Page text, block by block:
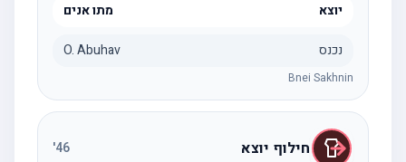
יוצא מתו אנים
נכנס O. Abuhav
Bnei Sakhnin
חילוף יוצא 46
'